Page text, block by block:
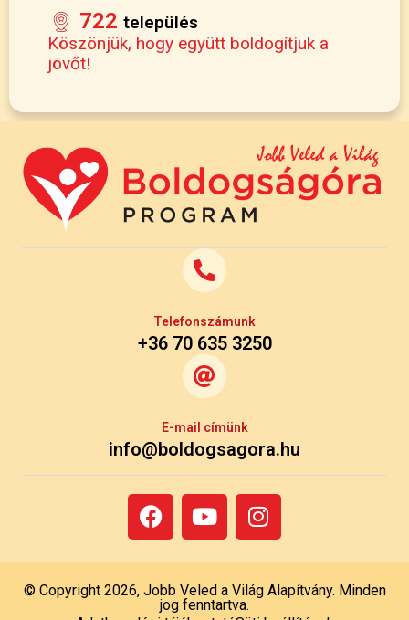
722 település
Köszönjük, hogy együtt boldogítjuk a
jövőt!
Telefonszámunk
+36 70 635 3250
E-mail címünk
info@boldogsagora.hu
© Copyright 2026, Jobb Veled a Világ Alapítvány. Minden
jog fenntartva.